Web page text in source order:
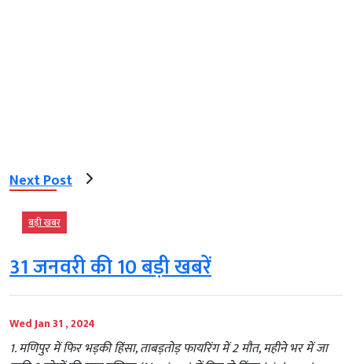
Next Post
बड़ी खबर
31 जनवरी की 10 बड़ी खबरें
Wed Jan 31 , 2024
1. मणिपुर में फिर भड़की हिंसा, ताबड़तोड़ फायरिंग में 2 मौत, महीने भर में जा